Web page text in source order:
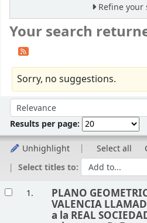
Refine your
Your search
Sorry, no suggestions.
Sort by:
Results per page:
Unhighlight Select all
Select titles to:
1. PLANO
VALENCIA
a la REAL